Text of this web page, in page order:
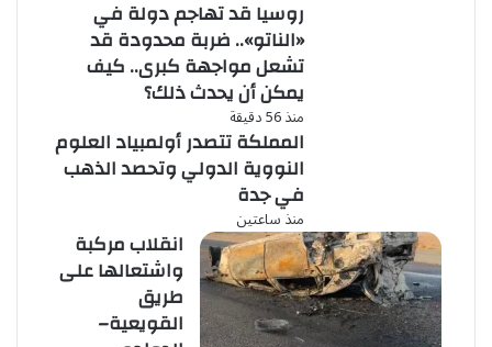
روسيا قد تهاجم دولة في
«الناتو».. ضربة محدودة قد
تشعل مواجهة كبرى.. كيف
يمكن أن يحدث ذلك؟
منذ 56 دقيقة
المملكة تتصدر أولمبياد العلوم
النووية الدولي وتحصد الذهب
في جدة
منذ ساعتين
انقلاب مركبة
واشتعالها على
طريق
القويعية–